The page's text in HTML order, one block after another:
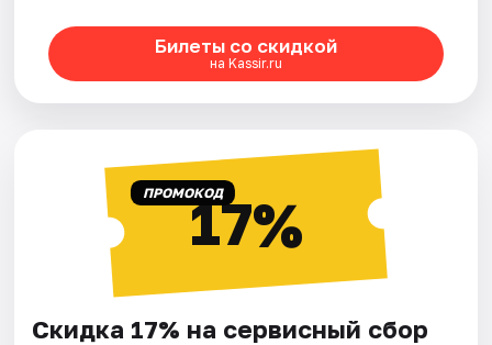
Билеты со скидкой
на Kassir.ru
ПРОМОКОД17%
Скидка 17% на сервисный сбор